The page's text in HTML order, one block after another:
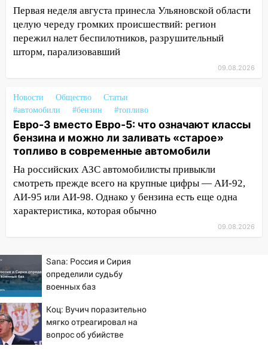
16:17 Мелекесский район первым в
Ульяновской области намолотил более
100 тысяч тонн зерна
15:17
В колледжи и техникумы
15:04 Фоторепортаж с улиц Ульяновска
после шторма: поваленные деревья и
затопленные улицы
14:28 Ураган вырвал остановку на улице
Деева в Заволжье
14:26 Жители Ульяновска сами
пытаются расчистить ливнёвки, не
дождавшись коммунальщиков
на улице Любови Шевцовой рухнул
светофор
14:14
Студента из Ульяновска обманули
мошенники под видом преподавателя
14:12
Куда жаловаться ульяновцам на
упавшее дерево или затопленную улицу
Первая неделя августа принесла Ульяновской области
целую череду громких происшествий: регион
пережил налет беспилотников, разрушительный
шторм, парализовавший
09.08.2026
Новости Общество
Статьи
#автомобили
#бензин #топливо
Евро-3 вместо Евро-5: что означают классы
бензина и можно ли заливать «старое»
топливо в современные автомобили
На российских АЗС автомобилисты привыкли
смотреть прежде всего на крупные цифры — АИ-92,
АИ-95 или АИ-98. Однако у бензина есть еще одна
характеристика, которая обычно
09.08.2026
Sana: Россия и Сирия
определили судьбу
военных баз
Коц: Вучич поразительно
мягко отреагировал на
вопрос об убийстве